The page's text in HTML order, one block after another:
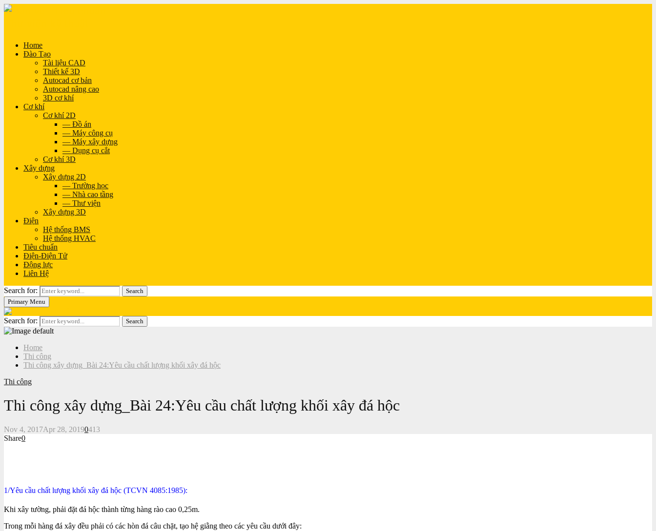
Home
Đào Tạo
Tài liệu CAD
Thiết kế 3D
Autocad cơ bản
Autocad nâng cao
3D cơ khí
Cơ khí
Cơ khí 2D
— Đồ án
— Máy công cụ
— Máy xây dựng
— Dụng cụ cắt
Cơ khí 3D
Xây dựng
Xây dựng 2D
— Trường học
— Nhà cao tầng
— Thư viện
Xây dựng 3D
Điện
Hệ thống BMS
Hệ thống HVAC
Tiêu chuẩn
Điện-Điện Tử
Động lực
Liên Hệ
Search for:
Search
Primary Menu
Search for: Search
Home
Thi công
Thi công xây dựng_Bài 24:Yêu cầu chất lượng khối xây đá hộc
Thi công
Thi công xây dựng_Bài 24:Yêu cầu chất lượng khối xây đá hộc
Nov 4, 2017Apr 28, 20190413
Share0
1/Yêu cầu chất lượng khối xây đá hộc (TCVN 4085:1985):
Khi xây tường, phải đặt đá hộc thành từng hàng rào cao 0,25m.
Trong mỗi hàng đá xây đều phải có các hòn đá câu chặt, tạo hệ giằng theo các yêu cầu dưới đây: